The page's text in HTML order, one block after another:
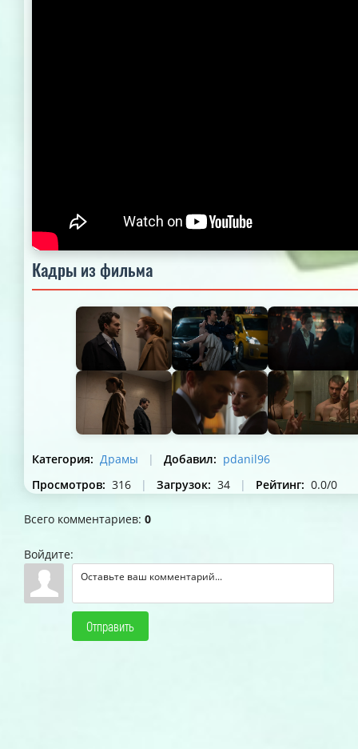
Кадры из фильма
Категория: Драмы | Добавил: pdanil96
Просмотров: 316 | Загрузок: 34 | Рейтинг: 0.0/0
Всего комментариев: 0
Войдите:
Отправить